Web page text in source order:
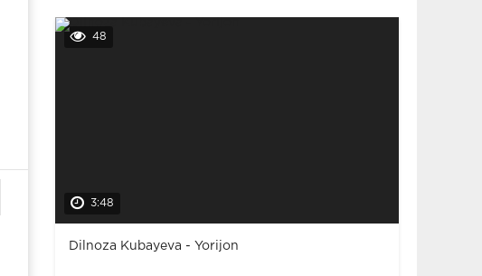
48
3:48
Dilnoza Kubayeva - Yorijon